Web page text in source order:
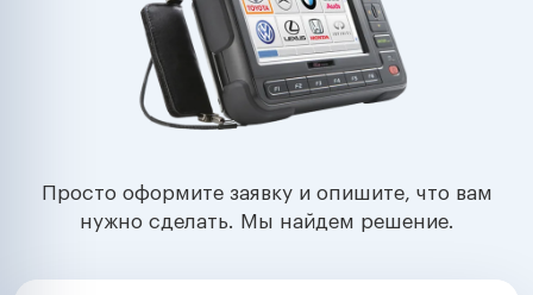
Просто оформите заявку и опишите, что вам
нужно сделать. Мы найдем решение.